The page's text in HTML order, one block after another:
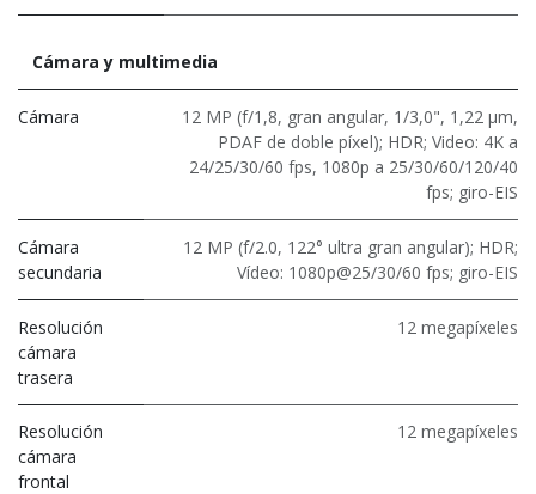
Cámara y multimedia
Cámara
12 MP (f/1,8, gran angular, 1/3,0", 1,22 µm,
PDAF de doble píxel); HDR; Video: 4K a
24/25/30/60 fps, 1080p a 25/30/60/120/40
fps; giro-EIS
Cámara
secundaria
12 MP (f/2.0, 122° ultra gran angular); HDR;
Vídeo: 1080p@25/30/60 fps; giro-EIS
Resolución
cámara
trasera
12 megapíxeles
Resolución
cámara
frontal
12 megapíxeles